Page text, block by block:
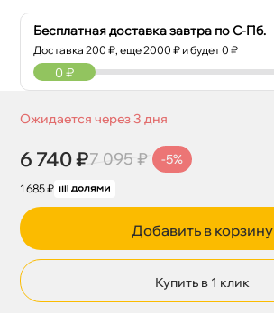
Бесплатная доставка завтра по С-Пб.
Доставка200 ₽, еще2000 ₽ и будет 0 ₽
0 ₽
Ожидается через 3 дня
6 740 ₽7 095 ₽ -5%
1 685 ₽
Добавить в корзину
Купить в 1 клик